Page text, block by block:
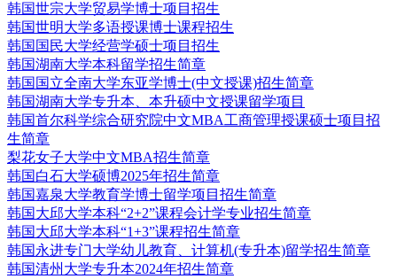
韩国世宗大学贸易学博士项目招生
韩国世明大学多语授课博士课程招生
韩国国民大学经营学硕士项目招生
韩国湖南大学本科留学招生简章
韩国国立全南大学东亚学博士(中文授课)招生简章
韩国湖南大学专升本、本升硕中文授课留学项目
韩国首尔科学综合研究院中文MBA工商管理授课硕士项目招
生简章
梨花女子大学中文MBA招生简章
韩国白石大学硕博2025年招生简章
韩国嘉泉大学教育学博士留学项目招生简章
韩国大邱大学本科“2+2”课程会计学专业招生简章
韩国大邱大学本科“1+3”课程招生简章
韩国永进专门大学幼儿教育、计算机(专升本)留学招生简章
韩国清州大学专升本2024年招生简章